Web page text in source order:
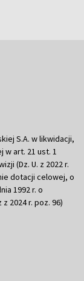
S.A. w likwidacji,
w art. 21 ust. 1
(Dz. U. z 2022 r.
dotacji celowej, o
1992 r. o
2024 r. poz. 96)